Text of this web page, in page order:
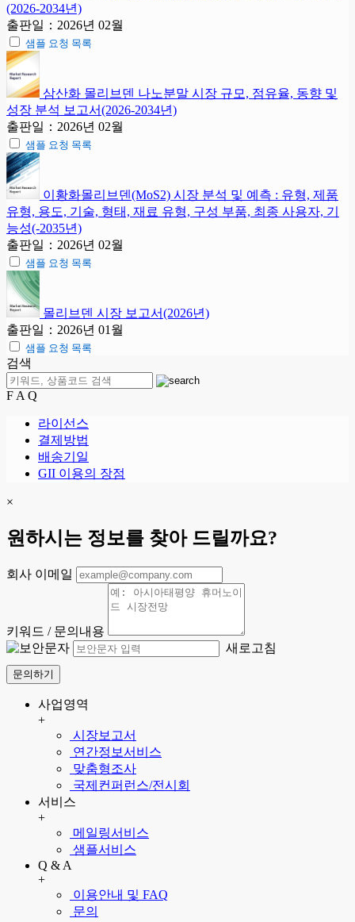
(2026-2034년)
출판일：2026년 02월
샘플 요청 목록
삼산화 몰리브덴 나노분말 시장 규모, 점유율, 동향 및
성장 분석 보고서(2026-2034년)
출판일：2026년 02월
샘플 요청 목록
이황화몰리브덴(MoS2) 시장 분석 및 예측 : 유형, 제품
유형, 용도, 기술, 형태, 재료 유형, 구성 부품, 최종 사용자, 기
능성(-2035년)
출판일：2026년 02월
샘플 요청 목록
몰리브덴 시장 보고서(2026년)
출판일：2026년 01월
샘플 요청 목록
검색
F A Q
라이선스
결제방법
배송기일
GII 이용의 장점
×
원하시는 정보를 찾아 드릴까요?
회사 이메일
키워드 / 문의내용
새로고침
문의하기
사업영역
+
시장보고서
연간정보서비스
맞춤형조사
국제컨퍼런스/전시회
서비스
+
메일링서비스
샘플서비스
Q & A
+
이용안내 및 FAQ
문의